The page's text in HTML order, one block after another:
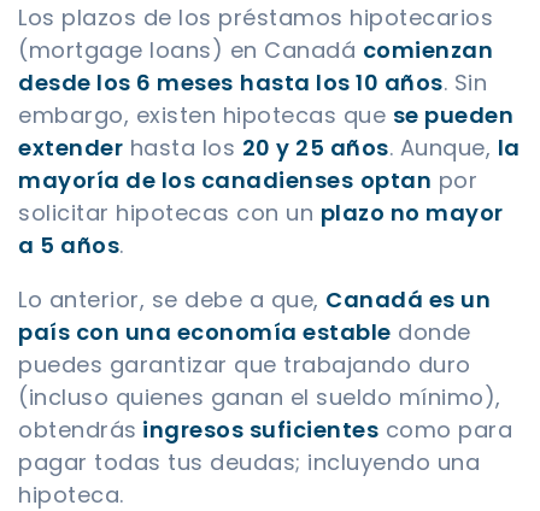
Los plazos de los préstamos hipotecarios
(mortgage loans) en Canadá comienzan
desde los 6 meses hasta los 10 años. Sin
embargo, existen hipotecas que se pueden
extender hasta los 20 y 25 años. Aunque, la
mayoría de los canadienses optan por
solicitar hipotecas con un plazo no mayor
a 5 años.
Lo anterior, se debe a que, Canadá es un
país con una economía estable donde
puedes garantizar que trabajando duro
(incluso quienes ganan el sueldo mínimo),
obtendrás ingresos suficientes como para
pagar todas tus deudas; incluyendo una
hipoteca.